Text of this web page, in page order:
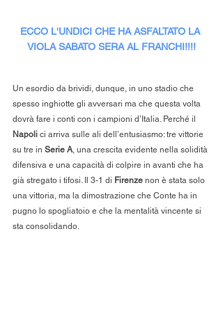
ECCO L'UNDICI CHE HA ASFALTATO LA
VIOLA SABATO SERA AL FRANCHI!!!!
Un esordio da brividi, dunque, in uno stadio che
spesso inghiotte gli avversari ma che questa volta
dovrà fare i conti con i campioni d’Italia. Perché il
Napoli ci arriva sulle ali dell’entusiasmo: tre vittorie
su tre in Serie A , una crescita evidente nella solidità
difensiva e una capacità di colpire in avanti che ha
già stregato i tifosi. Il 3-1 di Firenze non è stata solo
una vittoria, ma la dimostrazione che Conte ha in
pugno lo spogliatoio e che la mentalità vincente si
sta consolidando.